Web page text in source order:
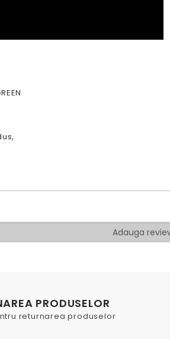
PRODUSELOR
returnarea produselor